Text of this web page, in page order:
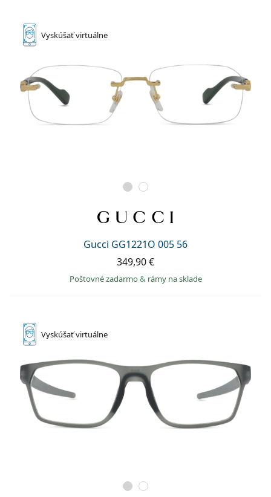
Vyskúšaťvirtuálne
Gucci GG1221O 005 56
349,90 €
Poštovné zadarmo& rámy na sklade
Vyskúšaťvirtuálne